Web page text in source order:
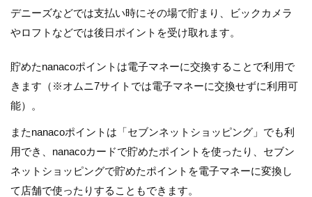
デニーズなどでは支払い時にその場で貯まり、ビックカメラ
やロフトなどでは後日ポイントを受け取れます。
貯めたnanacoポイントは電子マネーに交換することで利用で
きます（※オムニ7サイトでは電子マネーに交換せずに利用可
能）。
またnanacoポイントは「セブンネットショッピング」でも利
用でき、nanacoカードで貯めたポイントを使ったり、セブン
ネットショッピングで貯めたポイントを電子マネーに変換し
て店舗で使ったりすることもできます。